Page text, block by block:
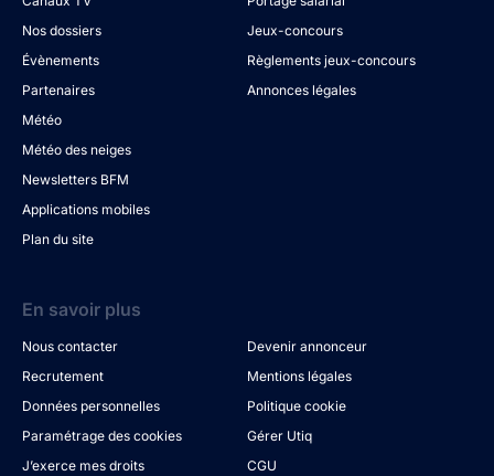
Nos dossiers
Évènements
Partenaires
Météo
Météo des neiges
Newsletters BFM
Applications mobiles
Plan du site
Jeux-concours
Règlements jeux-concours
Annonces légales
En savoir plus
Nous contacter
Devenir annonceur
Recrutement
Mentions légales
Données personnelles
Politique cookie
Paramétrage des cookies
Gérer Utiq
J’exerce mes droits
CGU